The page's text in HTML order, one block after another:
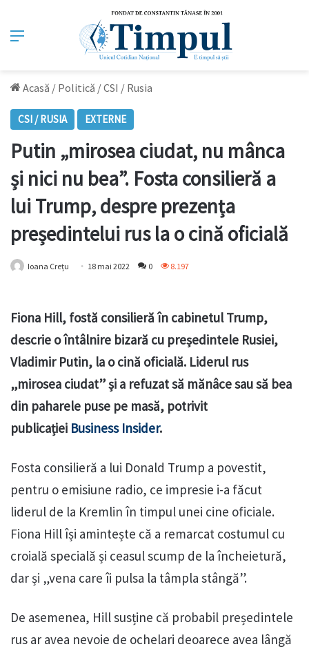
Meniu
Acasă / Politică /CSI / Rusia
CSI / RUSIA EXTERNE
Putin „mirosea ciudat, nu mânca
și nici nu bea”. Fosta consilieră a
lui Trump, despre prezența
președintelui rus la o cină oficială
Ioana Crețu 18 mai 2022 0 8.197
Fiona Hill, fostă consilieră în cabinetul Trump,
descrie o întâlnire bizară cu președintele Rusiei,
Vladimir Putin, la o cină oficială. Liderul rus
„mirosea ciudat” și a refuzat să mănâce sau să bea
din paharele puse pe masă, potrivit
publicației Business Insider.
Fosta consilieră a lui Donald Trump a povestit,
pentru o emisiune radio, ce impresie i-a făcut
liderul de la Kremlin în timpul unei cine oficiale.
Fiona Hill își amintește că a remarcat costumul cu
croială specială și ceasul scump de la încheietură,
dar și „vena care îi pulsa la tâmpla stângă”.
De asemenea, Hill susține că probabil președintele
rus ar avea nevoie de ochelari deoarece avea lângă